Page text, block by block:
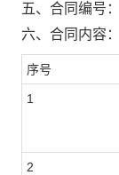
五、合同编号：
六、合同内容：
序号
1
2